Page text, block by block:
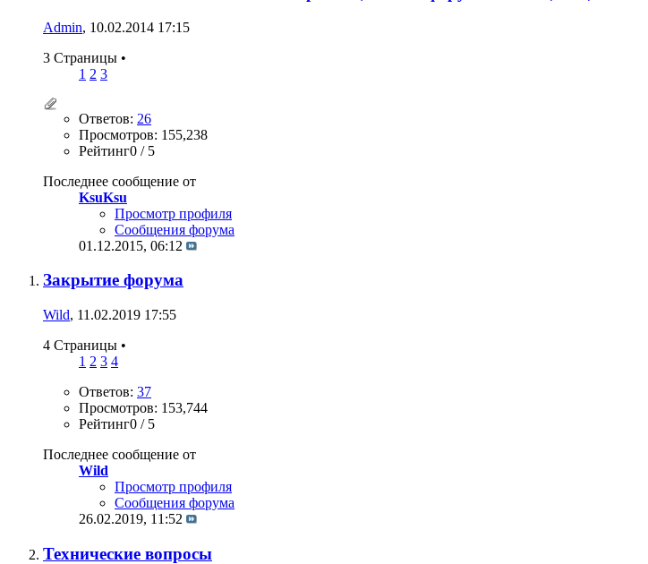
Admin, 10.02.2014 17:15
3 Страницы •
1 2 3
Ответов: 26
Просмотров: 155,238
Рейтинг0 / 5
Последнее сообщение от
KsuKsu
Просмотр профиля
Сообщения форума
01.12.2015, 06:12
Закрытие форума
Wild, 11.02.2019 17:55
4 Страницы •
1 2 3 4
Ответов: 37
Просмотров: 153,744
Рейтинг0 / 5
Последнее сообщение от
Wild
Просмотр профиля
Сообщения форума
26.02.2019, 11:52
Технические вопросы